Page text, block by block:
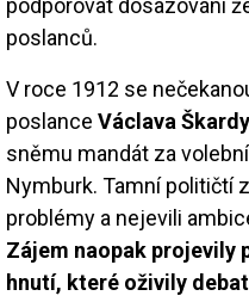
podporovat dosazování
poslanců.
V roce 1912 se
poslance Václava Škardy
sněmu mandát za
Nymburk. Tamní političtí
problémy a nejevili
Zájem naopak projevily
hnutí, které oživily